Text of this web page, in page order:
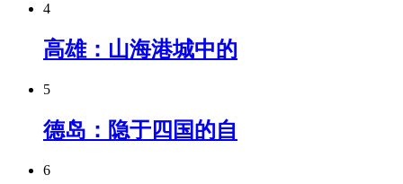
4
高雄：山海港城中的
5
德岛：隐于四国的自
6